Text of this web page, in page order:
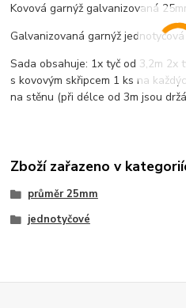
Kovová garnýž galvanizovaná
Galvanizovaná garnýž
Sada obsahuje: 1x tyč od 3,2m 2x
s kovovým skřipcem 1 ks na
na stěnu (při délce od 3m jsou
Zboží zařazeno v
průměr 25mm
jednotyčové